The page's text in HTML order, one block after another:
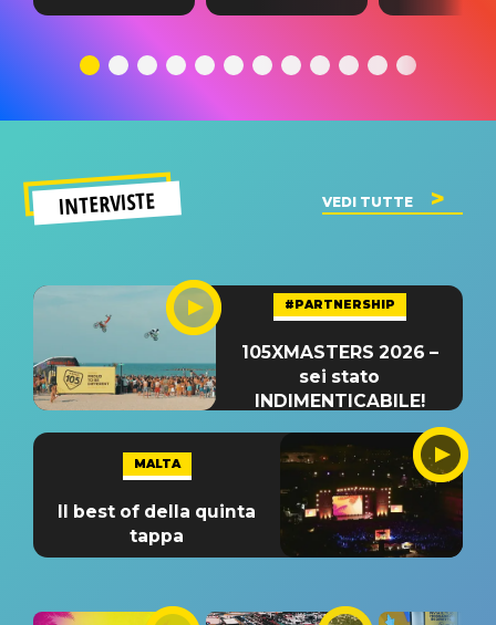
testo,
significato
traduzione e
del singolo
testo,
INTERVISTE VEDI TUTTE
#PARTNERSHIP
105XMASTERS 2026 –
sei stato
INDIMENTICABILE!
MALTA
Il best of della quinta
tappa